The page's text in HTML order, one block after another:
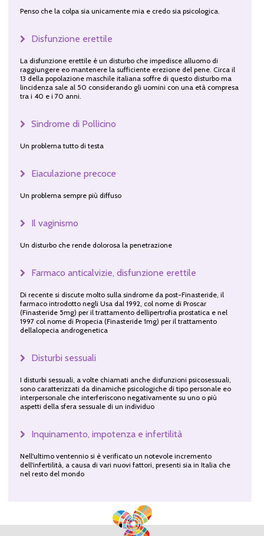
Penso che la colpa sia unicamente mia e credo sia psicologica.
Disfunzione erettile
La disfunzione erettile è un disturbo che impedisce alluomo di
raggiungere eo mantenere la sufficiente erezione del pene. Circa il
13 della popolazione maschile italiana soffre di questo disturbo ma
lincidenza sale al 50 considerando gli uomini con una età compresa
tra i 40 e i 70 anni.
Sindrome di Pollicino
Un problema tutto di testa
Eiaculazione precoce
Un problema sempre più diffuso
Il vaginismo
Un disturbo che rende dolorosa la penetrazione
Farmaco anticalvizie, disfunzione erettile
Di recente si discute molto sulla sindrome da post-Finasteride, il
farmaco introdotto negli Usa dal 1992, col nome di Proscar
(Finasteride 5mg) per il trattamento dellipertrofia prostatica e nel
1997 col nome di Propecia (Finasteride 1mg) per il trattamento
dellalopecia androgenetica
Disturbi sessuali
I disturbi sessuali, a volte chiamati anche disfunzioni psicosessuali,
sono caratterizzati da dinamiche psicologiche di tipo personale eo
interpersonale che interferiscono negativamente su uno o più
aspetti della sfera sessuale di un individuo
Inquinamento, impotenza e infertilità
Nell'ultimo ventennio si è verificato un notevole incremento
dell'infertilità, a causa di vari nuovi fattori, presenti sia in Italia che
nel resto del mondo